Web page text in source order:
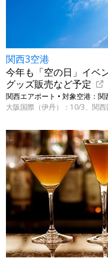
関西3空港
今年も「空の日」イベ
グッズ販売など予定
関西エアポート • 対象空港：
大阪国際（伊丹）：10/3、関